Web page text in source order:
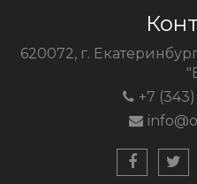
620072, г.
+7